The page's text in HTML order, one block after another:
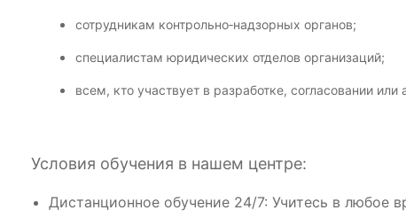
сотрудникам контрольно‑надзорных органов;
специалистам юридических отделов организаций;
всем, кто участвует в разработке, согласовании или
Условия обучения в нашем центре:
Дистанционное обучение 24/7: Учитесь в любое